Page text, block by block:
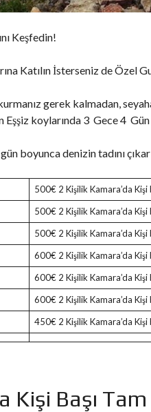
Keşfedin!
Katılın İsterseniz de Özel
gerek kalmadan,
Eşşiz koylarında 3 Gece 4
boyunca denizin tadını
500€ 2 Kişilik Kamara’da Kişi
500€ 2 Kişilik Kamara’da Kişi
500€ 2 Kişilik Kamara’da Kişi
600€ 2 Kişilik Kamara’da Kişi
600€ 2 Kişilik Kamara’da Kişi
600€ 2 Kişilik Kamara’da Kişi
450€ 2 Kişilik Kamara’da Kişi
Kişi Başı